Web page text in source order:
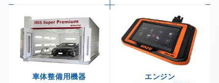
車体整備用機器
エンジン